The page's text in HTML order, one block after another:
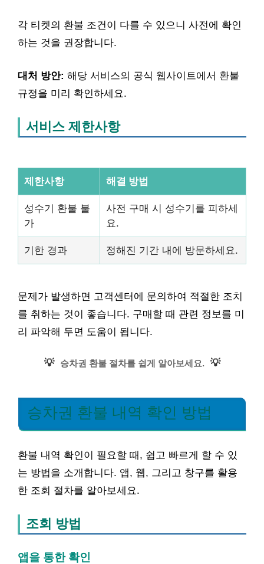
각 티켓의 환불 조건이 다를 수 있으니 사전에 확인
하는 것을 권장합니다.
대처 방안: 해당 서비스의 공식 웹사이트에서 환불
규정을 미리 확인하세요.
서비스 제한사항
제한사항 해결 방법
성수기 환불 불
가
사전 구매 시 성수기를 피하세
요.
기한 경과 정해진 기간 내에 방문하세요.
문제가 발생하면 고객센터에 문의하여 적절한 조치
를 취하는 것이 좋습니다. 구매할 때 관련 정보를 미
리 파악해 두면 도움이 됩니다.
💡 승차권 환불 절차를 쉽게 알아보세요. 💡
승차권 환불 내역 확인 방법
환불 내역 확인이 필요할 때, 쉽고 빠르게 할 수 있
는 방법을 소개합니다. 앱, 웹, 그리고 창구를 활용
한 조회 절차를 알아보세요.
조회 방법
앱을 통한 확인